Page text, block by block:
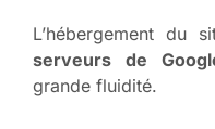
L’hébergement du
serveurs de
grande fluidité.